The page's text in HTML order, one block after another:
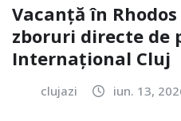
Vacanță în
zboruri directe de
Internațional Cluj
clujazi iun. 13,